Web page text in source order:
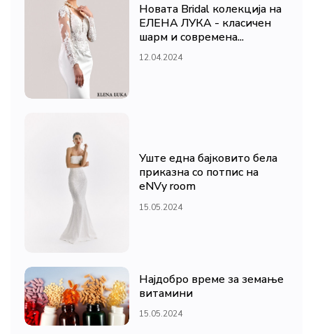
Новата Bridal колекција на
ЕЛЕНА ЛУКА - класичен
шарм и современа...
12.04.2024
Уште една бајковито бела
приказна со потпис на
eNVy room
15.05.2024
Најдобро време за земање
витамини
15.05.2024